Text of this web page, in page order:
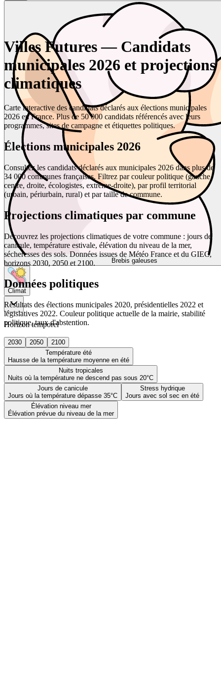
Brebis galeuses
Climat
Horizon temporel
2030 2050
2100
Température été
Hausse de la température moyenne en été
Nuits tropicales
Nuits où la température ne descend pas sous 20°C
Jours de canicule
Jours où la température dépasse 35°C
Stress hydrique
Jours avec sol sec en été
Élévation niveau mer
Élévation prévue du niveau de la mer
Villes Futures — Candidats
municipales 2026 et projections
climatiques
Carte interactive des candidats déclarés aux élections municipales
2026 en France. Plus de 50 000 candidats référencés avec leurs
programmes, sites de campagne et étiquettes politiques.
Élections municipales 2026
Consultez les candidats déclarés aux municipales 2026 dans plus de
34 000 communes françaises. Filtrez par couleur politique (gauche,
centre, droite, écologistes, extrême-droite), par profil territorial
(urbain, périurbain, rural) et par taille de commune.
Projections climatiques par commune
Découvrez les projections climatiques de votre commune : jours de
canicule, température estivale, élévation du niveau de la mer,
sécheresses des sols. Données issues de Météo France et du GIEC,
horizons 2030, 2050 et 2100.
Données politiques
Résultats des élections municipales 2020, présidentielles 2022 et
législatives 2022. Couleur politique actuelle de la mairie, stabilité
politique, taux d'abstention.